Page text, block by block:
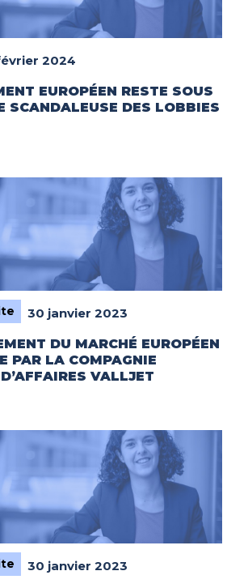
2024
EUROPÉEN RESTE SOUS
SCANDALEUSE DES LOBBIES
30 janvier 2023
DU MARCHÉ EUROPÉEN
PAR LA COMPAGNIE
VALLJET
30 janvier 2023